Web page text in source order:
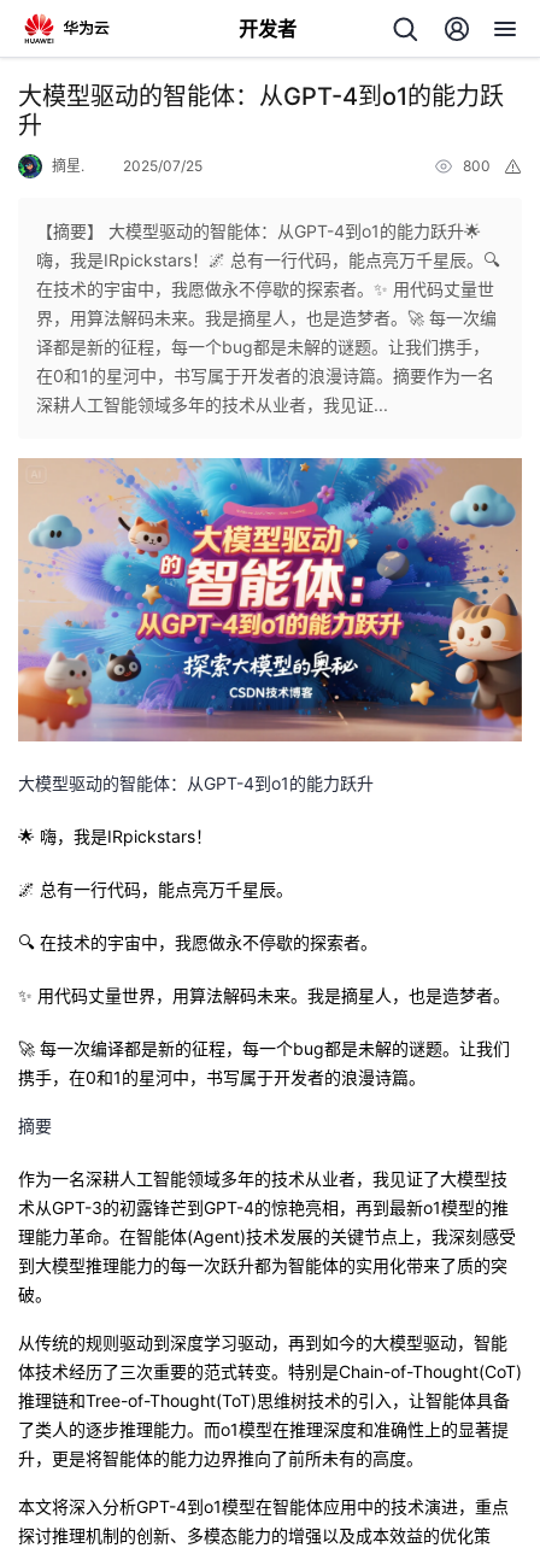
开发者
返
回
个
人
主
页
我
的
开
发
者
我
的
我
子直
播
的
活
动
我
的
关
我
的
发
者
学
堂
我
的
课
我
的
我
我
Programs
的
支
持
我
的
技
术
我
的
云
大模型驱动的智能体：从GPT-4到o1的能力跃
升
摘星. 2025/07/25 800
【摘要】 大模型驱动的智能体：从GPT-4到o1的能力跃升🌟
嗨，我是IRpickstars！🌌 总有一行代码，能点亮万千星辰。🔍
在技术的宇宙中，我愿做永不停歇的探索者。✨ 用代码丈量世
界，用算法解码未来。我是摘星人，也是造梦者。🚀 每一次编
译都是新的征程，每一个bug都是未解的谜题。让我们携手，
在0和1的星河中，书写属于开发者的浪漫诗篇。摘要作为一名
深耕人工智能领域多年的技术从业者，我见证...
大模型驱动的智能体：从GPT-4到o1的能力跃升
🌟 嗨，我是IRpickstars！
🌌 总有一行代码，能点亮万千星辰。
🔍 在技术的宇宙中，我愿做永不停歇的探索者。
✨ 用代码丈量世界，用算法解码未来。我是摘星人，也是造梦者。
🚀 每一次编译都是新的征程，每一个bug都是未解的谜题。让我们
携手，在0和1的星河中，书写属于开发者的浪漫诗篇。
摘要
作为一名深耕人工智能领域多年的技术从业者，我见证了大模型技
术从GPT-3的初露锋芒到GPT-4的惊艳亮相，再到最新o1模型的推
理能力革命。在智能体(Agent)技术发展的关键节点上，我深刻感受
到大模型推理能力的每一次跃升都为智能体的实用化带来了质的突
破。
从传统的规则驱动到深度学习驱动，再到如今的大模型驱动，智能
体技术经历了三次重要的范式转变。特别是Chain-of-Thought(CoT)
推理链和Tree-of-Thought(ToT)思维树技术的引入，让智能体具备
了类人的逐步推理能力。而o1模型在推理深度和准确性上的显著提
升，更是将智能体的能力边界推向了前所未有的高度。
本文将深入分析GPT-4到o1模型在智能体应用中的技术演进，重点
探讨推理机制的创新、多模态能力的增强以及成本效益的优化策